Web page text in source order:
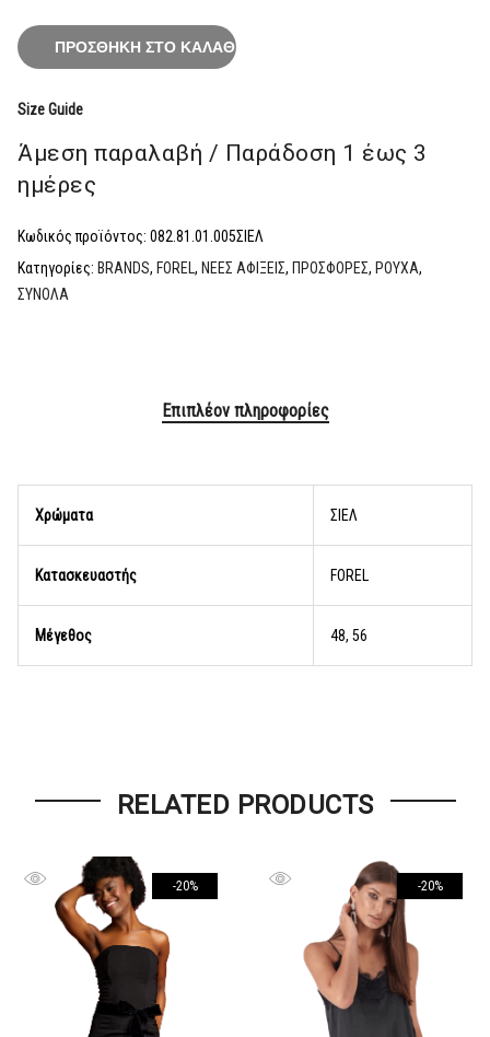
ΠΡΟΣΘΉΚΗ ΣΤΟ ΚΑΛΆΘΙ
Size Guide
Άμεση παραλαβή / Παράδoση 1 έως 3
ημέρες
Κωδικός προϊόντος: 082.81.01.005ΣΙΕΛ
Κατηγορίες: BRANDS, FOREL , ΝΕΕΣ ΑΦΙΞΕΙΣ, ΠΡΟΣΦΟΡΕΣ, ΡΟΥΧΑ,
ΣΥΝΟΛΑ
Επιπλέον πληροφορίες
Χρώματα ΣΙΕΛ
Κατασκευαστής FOREL
Μέγεθος 48, 56
RELATED PRODUCTS
-20% -20%